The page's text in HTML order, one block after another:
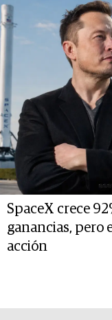
SpaceX crece
ganancias, pero
acción